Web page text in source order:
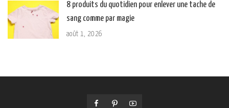
8 produits du quotidien pour enlever une tache de
sang comme par magie
août 1, 2026